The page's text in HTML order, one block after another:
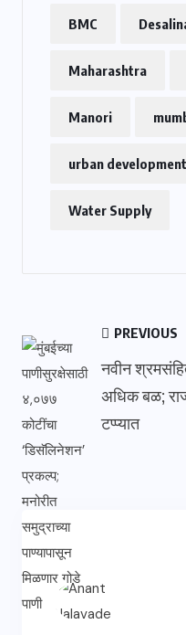
BMC
Maharashtra
Manori
urban development
Water Supply
PREVIOUS
नवीन
अधिक बळ;
टप्प्यात